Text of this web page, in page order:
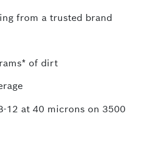
from a trusted brand
of dirt
12 at 40 microns on 3500